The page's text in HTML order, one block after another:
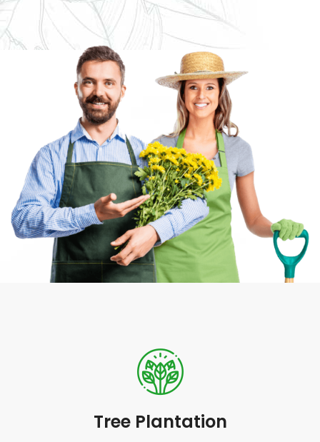
Tree Plantation